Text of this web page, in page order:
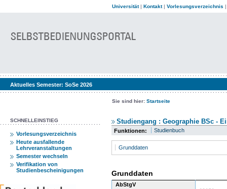
Universität| Kontakt| Vorlesungsverzeichnis
Aktuelles Semester: SoSe 2026
Sie sind hier: Startseite
SCHNELLEINSTIEG
Vorlesungsverzeichnis
Heute ausfallende
Lehrveranstaltungen
Semester wechseln
Verifikation von
Studienbescheinigungen
Studiengang : Geographie BSc -
Funktionen: Studienbuch
Grunddaten
Grunddaten
AbStgV